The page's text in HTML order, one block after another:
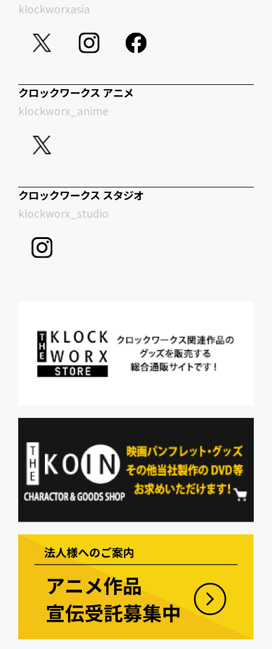
klockworxasia
クロックワークス アニメ
klockworx_anime
クロックワークス スタジオ
klockworx_studio